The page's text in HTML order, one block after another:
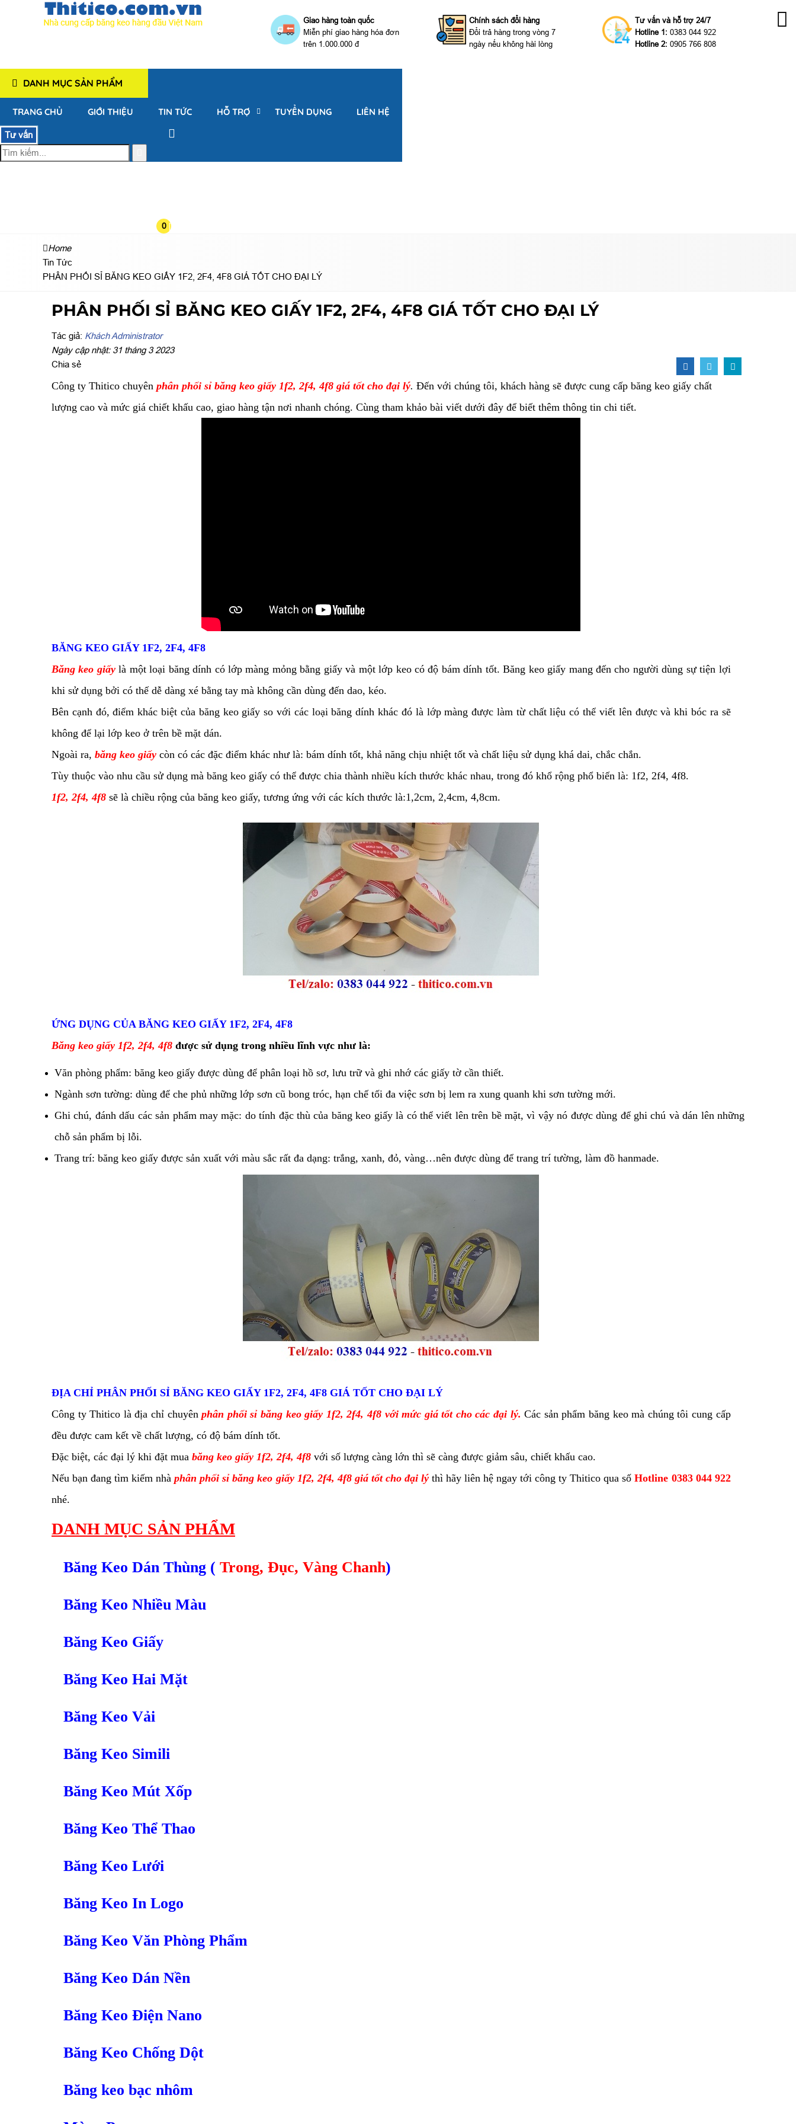
Giao hàng toàn quốc
Miễn phí giao hàng hóa đơn
trên 1.000.000 đ
Chính sách đổi hàng
Đổi trả hàng trong vòng 7
ngày nếu không hài lòng
Tư vấn và hỗ trợ 24/7
Hotline 1: 0383 044 922
Hotline 2:0905 766 808
DANH MỤC SẢN PHẨM
TRANG CHỦ GIỚI THIỆU TIN TỨC HỖ TRỢ TUYỂN DỤNG LIÊN HỆ
0
Tư vấn
Home
Tin Tức
PHÂN PHỐI SỈ BĂNG KEO GIẤY 1F2, 2F4, 4F8 GIÁ TỐT CHO ĐẠI LÝ
PHÂN PHỐI SỈ BĂNG KEO GIẤY 1F2, 2F4, 4F8 GIÁ TỐT CHO ĐẠI LÝ
Tác giả: Khách Administrator
Ngày cập nhật: 31 tháng 3 2023
Chia sẻ
Công ty Thitico chuyên phân phối sỉ băng keo giấy 1f2, 2f4, 4f8 giá tốt cho đại lý. Đến với chúng tôi, khách hàng sẽ được cung cấp băng keo giấy chất
lượng cao và mức giá chiết khấu cao, giao hàng tận nơi nhanh chóng. Cùng tham khảo bài viết dưới đây để biết thêm thông tin chi tiết.
BĂNG KEO GIẤY 1F2, 2F4, 4F8
Băng keo giấy là một loại băng dính có lớp màng mỏng bằng giấy và một lớp keo có độ bám dính tốt. Băng keo giấy mang đến cho người dùng sự tiện lợi
khi sử dụng bởi có thế dễ dàng xé bằng tay mà không cần dùng đến dao, kéo.
Bên cạnh đó, điểm khác biệt của băng keo giấy so với các loại băng dính khác đó là lớp màng được làm từ chất liệu có thể viết lên được và khi bóc ra sẽ
không để lại lớp keo ở trên bề mặt dán.
Ngoài ra, băng keo giấy còn có các đặc điểm khác như là: bám dính tốt, khả năng chịu nhiệt tốt và chất liệu sử dụng khá dai, chắc chắn.
Tùy thuộc vào nhu cầu sử dụng mà băng keo giấy có thể được chia thành nhiều kích thước khác nhau, trong đó khổ rộng phổ biến là: 1f2, 2f4, 4f8.
1f2, 2f4, 4f8 sẽ là chiều rộng của băng keo giấy, tương ứng với các kích thước là:1,2cm, 2,4cm, 4,8cm.
ỨNG DỤNG CỦA BĂNG KEO GIẤY 1F2, 2F4, 4F8
Băng keo giấy 1f2, 2f4, 4f8 được sử dụng trong nhiều lĩnh vực như là:
Văn phòng phẩm: băng keo giấy được dùng để phân loại hồ sơ, lưu trữ và ghi nhớ các giấy tờ cần thiết.
Ngành sơn tường: dùng để che phủ những lớp sơn cũ bong tróc, hạn chế tối đa việc sơn bị lem ra xung quanh khi sơn tường mới.
Ghi chú, đánh dấu các sản phẩm may mặc: do tính đặc thù của băng keo giấy là có thể viết lên trên bề mặt, vì vậy nó được dùng để ghi chú và dán lên những
chỗ sản phẩm bị lỗi.
Trang trí: băng keo giấy được sản xuất với màu sắc rất đa dạng: trắng, xanh, đỏ, vàng…nên được dùng để trang trí tường, làm đồ hanmade.
ĐỊA CHỈ PHÂN PHỐI SỈ BĂNG KEO GIẤY 1F2, 2F4, 4F8 GIÁ TỐT CHO ĐẠI LÝ
Công ty Thitico là địa chỉ chuyênphân phối sỉ băng keo giấy 1f2, 2f4, 4f8 với mức giá tốt cho các đại lý. Các sản phẩm băng keo mà chúng tôi cung cấp
đều được cam kết về chất lượng, có độ bám dính tốt.
Đặc biệt, các đại lý khi đặt mua băng keo giấy 1f2, 2f4, 4f8 với số lượng càng lớn thì sẽ càng được giảm sâu, chiết khấu cao.
Nếu bạn đang tìm kiếm nhà phân phối sỉ băng keo giấy 1f2, 2f4, 4f8 giá tốt cho đại lý thì hãy liên hệ ngay tới công ty Thitico qua sốHotline 0383 044 922
nhé.
DANH MỤC SẢN PHẨM
Băng Keo Dán Thùng ( Trong, Đục, Vàng Chanh)
Băng Keo Nhiều Màu
Băng Keo Giấy
Băng Keo Hai Mặt
Băng Keo Vải
Băng Keo Simili
Băng Keo Mút Xốp
Băng Keo Thể Thao
Băng Keo Lưới
Băng Keo In Logo
Băng Keo Văn Phòng Phẩm
Băng Keo Dán Nền
Băng Keo Điện Nano
Băng Keo Chống Dột
Băng keo bạc nhôm